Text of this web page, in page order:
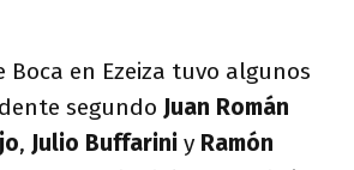
en Ezeiza tuvo algunos
segundo Juan Román
, Julio Buffarini y Ramón